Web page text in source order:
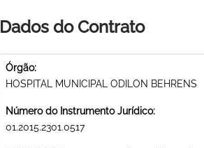
Dados do Contrato
Órgão:
HOSPITAL MUNICIPAL ODILON BEHRENS
Número do Instrumento Jurídico:
01.2015.2301.0517